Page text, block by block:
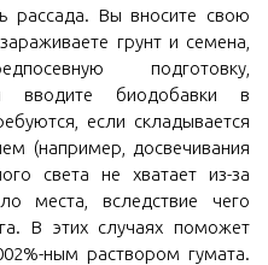
рассада. Вы вносите свою
грунт и семена,
подготовку,
вводите биодобавки в
если складывается
(например, досвечивания
света не хватает из-за
места, вследствие чего
В этих случаях поможет
ным раствором гумата.